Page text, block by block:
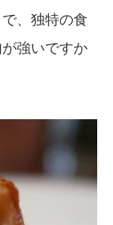
、独特の食
強いですか